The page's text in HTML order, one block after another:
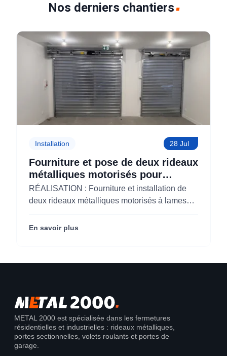
Nos derniers chantiers
Installation 28 Jul
Fourniture et pose de deux rideaux
métalliques motorisés pour
KOLAM à Paris 3 (75)
RÉALISATION : Fourniture et installation de
deux rideaux métalliques motorisés à lames
(75003).
En savoir plus
METAL 2000 est spécialisée dans les fermetures
résidentielles et industrielles : rideaux métalliques,
portes sectionnelles, volets roulants et portes de
garage.